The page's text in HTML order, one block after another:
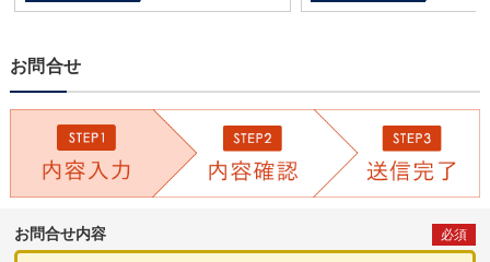
お問合せ
お問合せ内容 必須